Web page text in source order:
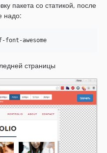
пакета со статикой, после
надо:
страницы